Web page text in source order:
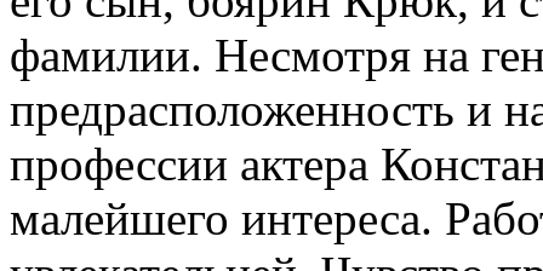
фамилии. Несмотря на
предрасположенность и
профессии актера
малейшего интереса.